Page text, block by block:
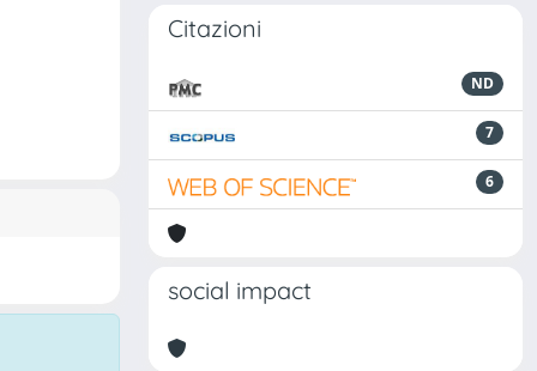
Citazioni
ND
7
6
social impact